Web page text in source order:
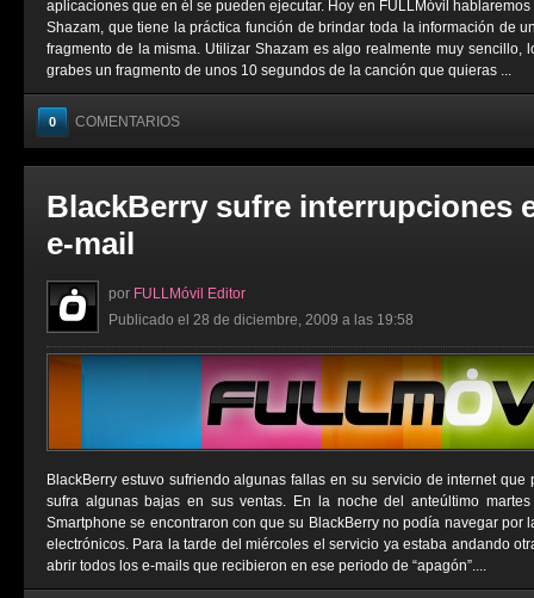
aplicaciones que en él se pueden ejecutar. Hoy en FULLMóvil
Shazam, que tiene la práctica función de brindar toda la información de
fragmento de la misma. Utilizar Shazam es algo realmente muy sencillo,
grabes un fragmento de unos 10 segundos de la canción que quieras ...
0 COMENTARIOS
BlackBerry sufre interrupciones
e-mail
por FULLMóvil Editor
Publicado el 28 de diciembre, 2009 a las 19:58
BlackBerry estuvo sufriendo algunas fallas en su servicio de internet
sufra algunas bajas en sus ventas. En la noche del anteúltimo
Smartphone se encontraron con que su BlackBerry no podía navegar por
electrónicos. Para la tarde del miércoles el servicio ya estaba andando
abrir todos los e-mails que recibieron en ese periodo de “apagón”....